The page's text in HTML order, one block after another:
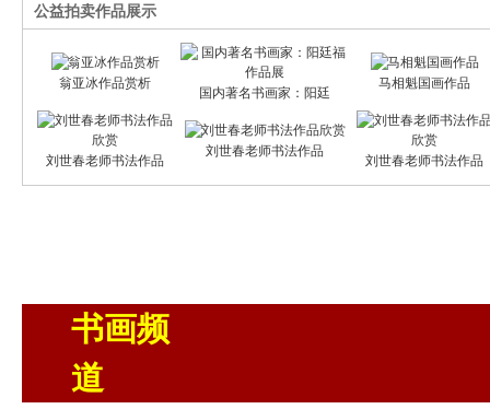
公益拍卖作品展示
翁亚冰作品赏析
国内著名书画家：阳廷
马相魁国画作品
刘世春老师书法作品
刘世春老师书法作品
刘世春老师书法作品
书画频
道